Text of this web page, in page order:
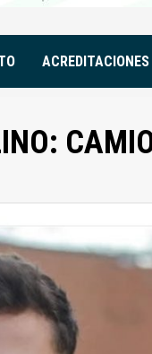
ACREDITACIONES